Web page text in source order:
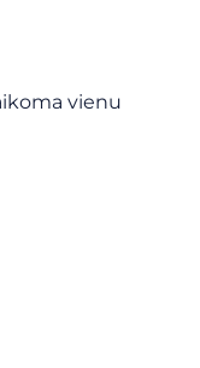
vienu